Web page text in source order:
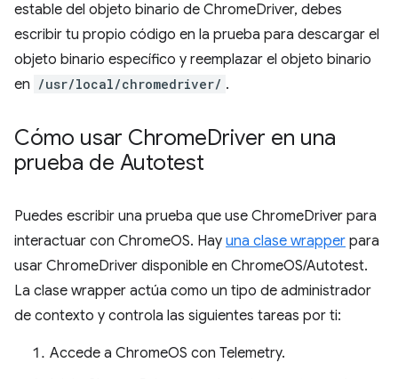
estable del objeto binario de ChromeDriver, debes
escribir tu propio código en la prueba para descargar el
objeto binario específico y reemplazar el objeto binario
en /usr/local/chromedriver/ .
Cómo usar ChromeDriver en una
prueba de Autotest
Puedes escribir una prueba que use ChromeDriver para
interactuar con ChromeOS. Hay una clase wrapper para
usar ChromeDriver disponible en ChromeOS/Autotest.
La clase wrapper actúa como un tipo de administrador
de contexto y controla las siguientes tareas por ti:
Accede a ChromeOS con Telemetry.